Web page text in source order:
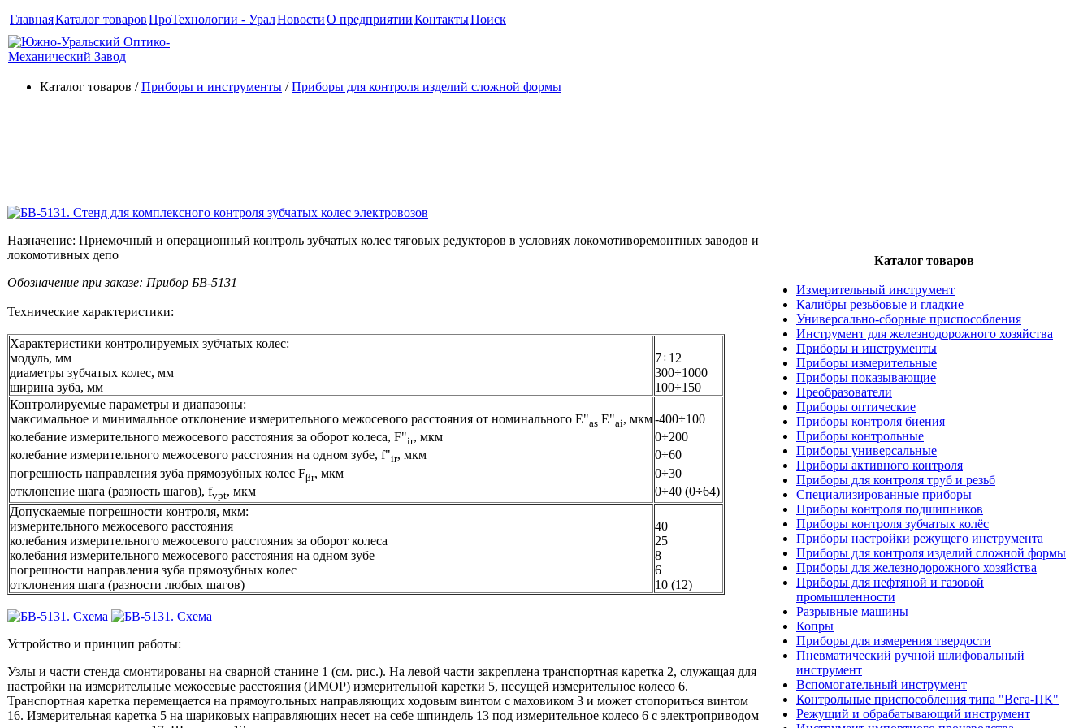
ГлавнаяКаталог товаровПроТехнологии - УралНовостиО предприятииКонтактыПоиск
Каталог товаров /Приборы и инструменты /Приборы для контроля изделий сложной формы
Назначение: Приемочный и операционный контроль зубчатых колес тяговых редукторов в условиях локомотиворемонтных заводов и
локомотивных депо
Обозначение при заказе: Прибор БВ-5131
Технические характеристики:
Характеристики контролируемых зубчатых колес:
модуль, мм
диаметры зубчатых колес, мм
ширина зуба, мм
7÷12
300÷1000
100÷150
Контролируемые параметры и диапазоны:
максимальное и минимальное отклонение измерительного межосевого расстояния от номинального Е"as Е"ai, мкм
колебание измерительного межосевого расстояния за оборот колеса, F"ir, мкм
колебание измерительного межосевого расстояния на одном зубе, f"ir, мкм
погрешность направления зуба прямозубных колес Fβr, мкм
отклонение шага (разность шагов), fvpt, мкм
-400÷100
0÷200
0÷60
0÷30
0÷40 (0÷64)
Допускаемые погрешности контроля, мкм:
измерительного межосевого расстояния
колебания измерительного межосевого расстояния за оборот колеса
колебания измерительного межосевого расстояния на одном зубе
погрешности направления зуба прямозубных колес
отклонения шага (разности любых шагов)
40
25
8
6
10 (12)
Устройство и принцип работы:
Узлы и части стенда смонтированы на сварной станине 1 (см. рис.). На левой части закреплена транспортная каретка 2, служащая для
настройки на измерительные межосевые расстояния (ИМОР) измерительной каретки 5, несущей измерительное колесо 6.
Транспортная каретка перемещается на прямоугольных направляющих ходовым винтом с маховиком 3 и может стопориться винтом
16. Измерительная каретка 5 на шариковых направляющих несет на себе шпиндель 13 под измерительное колесо 6 с электроприводом
Каталог товаров
Измерительный инструмент
Калибры резьбовые и гладкие
Универсально-сборные приспособления
Инструмент для железнодорожного хозяйства
Приборы и инструменты
Приборы измерительные
Приборы показывающие
Преобразователи
Приборы оптические
Приборы контроля биения
Приборы контрольные
Приборы универсальные
Приборы активного контроля
Приборы для контроля труб и резьб
Специализированные приборы
Приборы контроля подшипников
Приборы контроля зубчатых колёс
Приборы настройки режущего инструмента
Приборы для контроля изделий сложной формы
Приборы для железнодорожного хозяйства
Приборы для нефтяной и газовой
промышленности
Разрывные машины
Копры
Приборы для измерения твердости
Пневматический ручной шлифовальный
инструмент
Вспомогательный инструмент
Контрольные приспособления типа "Вега-ПК"
Режущий и обрабатывающий инструмент